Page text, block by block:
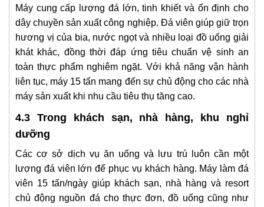
Máy cung cấp lượng đá lớn, tinh khiết và ổn định cho
dây chuyền sản xuất công nghiệp. Đá viên giúp giữ trọn
hương vị của bia, nước ngọt và nhiều loại đồ uống giải
khát khác, đồng thời đáp ứng tiêu chuẩn vệ sinh an
toàn thực phẩm nghiêm ngặt. Với khả năng vận hành
liên tục, máy 15 tấn mang đến sự chủ động cho các nhà
máy sản xuất khi nhu cầu tiêu thụ tăng cao.
4.3 Trong khách sạn, nhà hàng, khu nghỉ
dưỡng
Các cơ sở dịch vụ ăn uống và lưu trú luôn cần một
lượng đá viên lớn để phục vụ khách hàng. Máy làm đá
viên 15 tấn/ngày giúp khách sạn, nhà hàng và resort
chủ động nguồn đá cho thực đơn, đồ uống cũng như